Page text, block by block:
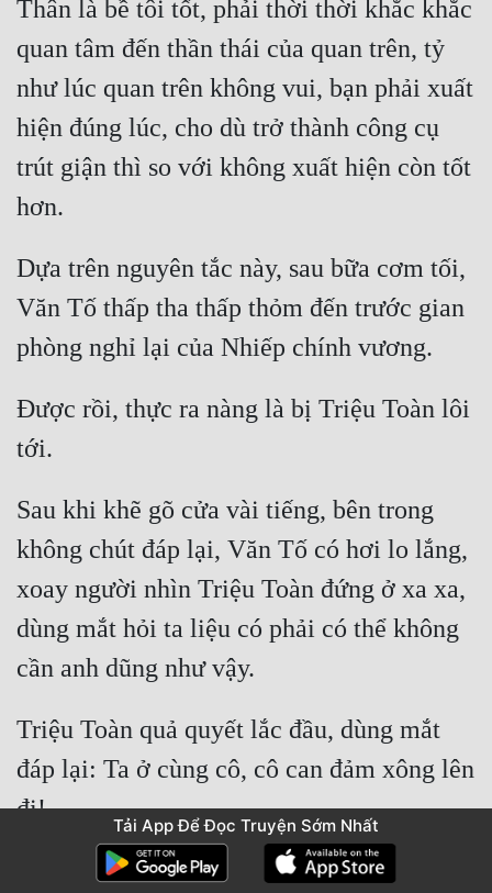
Thân là bề tôi tốt, phải thời thời khắc khắc
quan tâm đến thần thái của quan trên, tỷ
như lúc quan trên không vui, bạn phải xuất
hiện đúng lúc, cho dù trở thành công cụ
trút giận thì so với không xuất hiện còn tốt
Dựa trên nguyên tắc này, sau bữa cơm tối,
Văn Tố thấp tha thấp thỏm đến trước gian
Được rồi, thực ra nàng là bị Triệu Toàn lôi
Sau khi khẽ gõ cửa vài tiếng, bên trong
không chút đáp lại, Văn Tố có hơi lo lắng,
xoay người nhìn Triệu Toàn đứng ở xa xa,
dùng mắt hỏi ta liệu có phải có thể không
Triệu Toàn quả quyết lắc đầu, dùng mắt
đáp lại: Ta ở cùng cô, cô can đảm xông lên
Lúc quay người tiếp tục gõ cửa, trong lòng
Tải App Để Đọc Truyện Sớm Nhất